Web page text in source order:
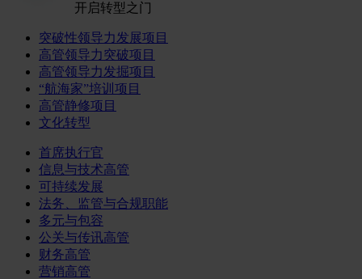
开启转型之门
突破性领导力发展项目
高管领导力突破项目
高管领导力发掘项目
“航海家”培训项目
高管静修项目
文化转型
首席执行官
信息与技术高管
可持续发展
法务、监管与合规职能
多元与包容
公关与传讯高管
财务高管
营销高管